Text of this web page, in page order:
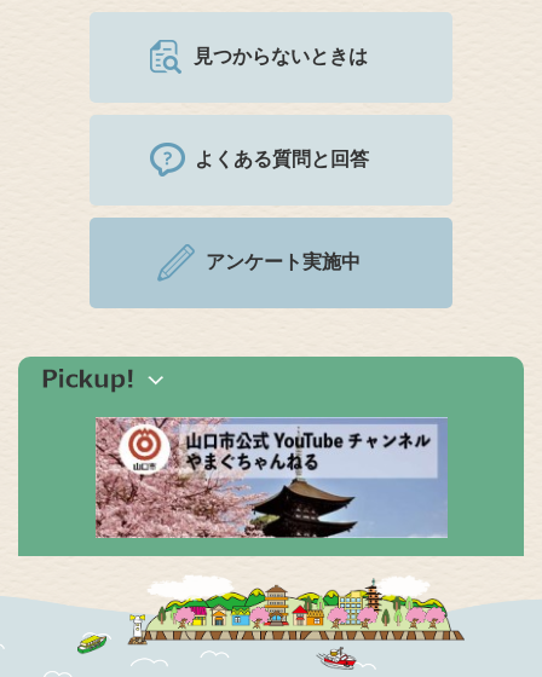
見つからないときは
よくある質問と回答
アンケート実施中